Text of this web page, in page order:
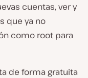
cuentas, ver y
que ya no
como root para
de forma gratuita